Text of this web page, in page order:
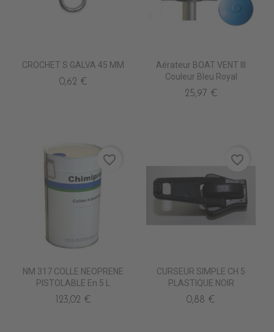
CROCHET S GALVA 45 MM
0,62 €
Aérateur BOAT VENT III
Couleur Bleu Royal
25,97 €
NM 317 COLLE NEOPRENE
PISTOLABLE En 5 L
123,02 €
favorite_border
CURSEUR SIMPLE CH 5
PLASTIQUE NOIR
0,88 €
favorite_border